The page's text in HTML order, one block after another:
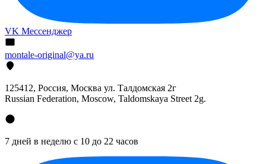
VK Мессенджер
montale-original@ya.ru
125412, Россия, Москва ул. Талдомская 2г
Russian Federation, Moscow, Taldomskaya Street 2g.
7 дней в неделю с 10 до 22 часов